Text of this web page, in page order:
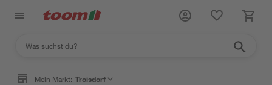
Mein Markt: Troisdorf